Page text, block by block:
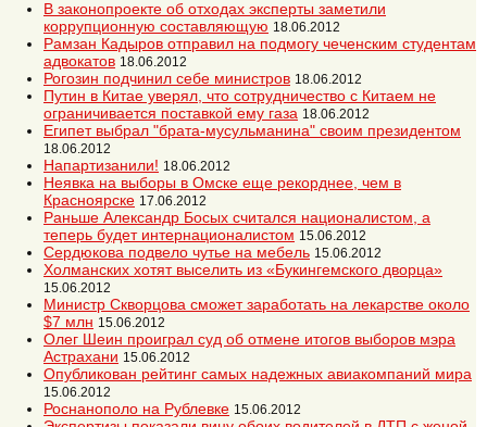
В законопроекте об отходах эксперты заметили
коррупционную составляющую 18.06.2012
Рамзан Кадыров отправил на подмогу чеченским студентам
адвокатов 18.06.2012
Рогозин подчинил себе министров 18.06.2012
Путин в Китае уверял, что сотрудничество с Китаем не
ограничивается поставкой ему газа 18.06.2012
Египет выбрал "брата-мусульманина" своим президентом
18.06.2012
Напартизанили! 18.06.2012
Неявка на выборы в Омске еще рекорднее, чем в
Красноярске 17.06.2012
Раньше Александр Босых считался националистом, а
теперь будет интернационалистом 15.06.2012
Сердюкова подвело чутье на мебель 15.06.2012
Холманских хотят выселить из «Букингемского дворца»
15.06.2012
Министр Скворцова сможет заработать на лекарстве около
$7 млн 15.06.2012
Олег Шеин проиграл суд об отмене итогов выборов мэра
Астрахани 15.06.2012
Опубликован рейтинг самых надежных авиакомпаний мира
15.06.2012
Роснанополо на Рублевке 15.06.2012